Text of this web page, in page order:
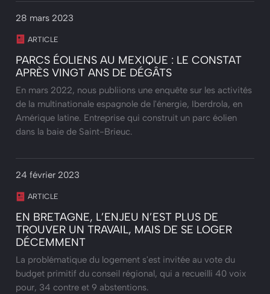
28 mars 2023
ARTICLE
PARCS ÉOLIENS AU MEXIQUE : LE CONSTAT
APRÈS VINGT ANS DE DÉGÂTS
En mars 2022, nous publiions une enquête sur les activités
de la multinationale espagnole de l'énergie, Iberdrola, en
Amérique latine. Entreprise qui construit un parc éolien
dans la baie de Saint-Brieuc.
24 février 2023
ARTICLE
EN BRETAGNE, L’ENJEU N’EST PLUS DE
TROUVER UN TRAVAIL, MAIS DE SE LOGER
DÉCEMMENT
La problématique du logement s'est invitée au vote du
budget primitif du conseil régional, qui a recueilli 40 voix
pour, 34 contre et 9 abstentions.